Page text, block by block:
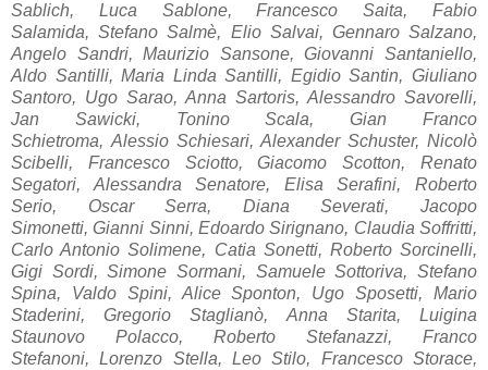
Sablich, Luca Sablone, Francesco Saita, Fabio
Salamida, Stefano Salmè, Elio Salvai, Gennaro Salzano,
Angelo Sandri, Maurizio Sansone, Giovanni Santaniello,
Aldo Santilli, Maria Linda Santilli, Egidio Santin, Giuliano
Santoro, Ugo Sarao, Anna Sartoris, Alessandro Savorelli,
Jan Sawicki, Tonino Scala, Gian Franco
Schietroma, Alessio Schiesari, Alexander Schuster, Nicolò
Scibelli, Francesco Sciotto, Giacomo Scotton, Renato
Segatori, Alessandra Senatore, Elisa Serafini, Roberto
Serio, Oscar Serra, Diana Severati, Jacopo
Simonetti, Gianni Sinni, Edoardo Sirignano, Claudia Soffritti,
Carlo Antonio Solimene, Catia Sonetti, Roberto Sorcinelli,
Gigi Sordi, Simone Sormani, Samuele Sottoriva, Stefano
Spina, Valdo Spini, Alice Sponton, Ugo Sposetti, Mario
Staderini, Gregorio Staglianò, Anna Starita, Luigina
Staunovo Polacco, Roberto Stefanazzi, Franco
Stefanoni,Lorenzo Stella, Leo Stilo, Francesco Storace,